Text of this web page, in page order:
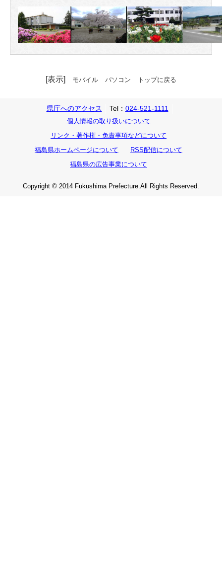
[表示] モバイル パソコン トップに戻る
県庁へのアクセス Tel： 024-521-1111
個人情報の取り扱いについて
リンク・著作権・免責事項などについて
福島県ホームページについて
RSS配信について
福島県の広告事業について
Copyright © 2014 Fukushima Prefecture.All Rights Reserved.